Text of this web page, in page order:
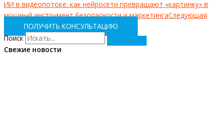
ИИ в видеопотоке: как нейросети превращают «картинку» в
мощный инструмент безопасности и маркетингаСледующая
ПОЛУЧИТЬ КОНСУЛЬТАЦИЮ
Поиск
Свежие новости